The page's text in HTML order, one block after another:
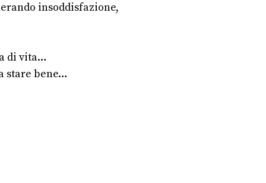
insoddisfazione,
di vita…
stare bene…